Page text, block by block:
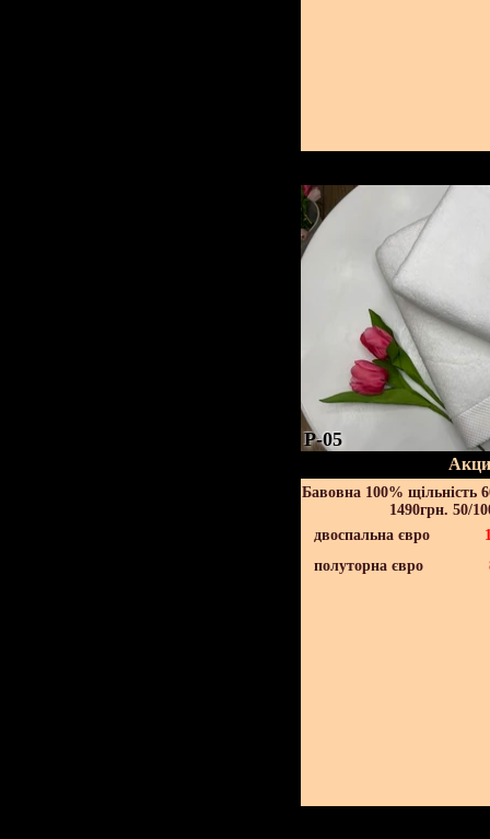
P-05
Бавовна 100% щільність
1490грн. 50/
двоспальна євро
полуторна євро